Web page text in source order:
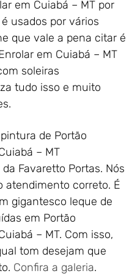
em Cuiabá – MT por
usados por vários
que vale a pena citar é
em Cuiabá – MT
soleiras
tudo isso e muito
de Portão
– MT
Favaretto Portas. Nós
atendimento correto. É
gigantesco leque de
em Portão
– MT. Com isso,
tom desejam que
Confira a galeria.